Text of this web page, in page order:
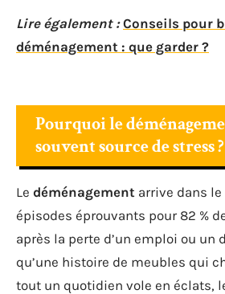
Lire également : Conseils pour
déménagement : que garder ?
Pourquoi le
souvent source de stress ?
Le déménagement arrive dans
épisodes éprouvants pour 82 %
après la perte d’un emploi ou un
qu’une histoire de meubles qui
tout un quotidien vole en éclats,